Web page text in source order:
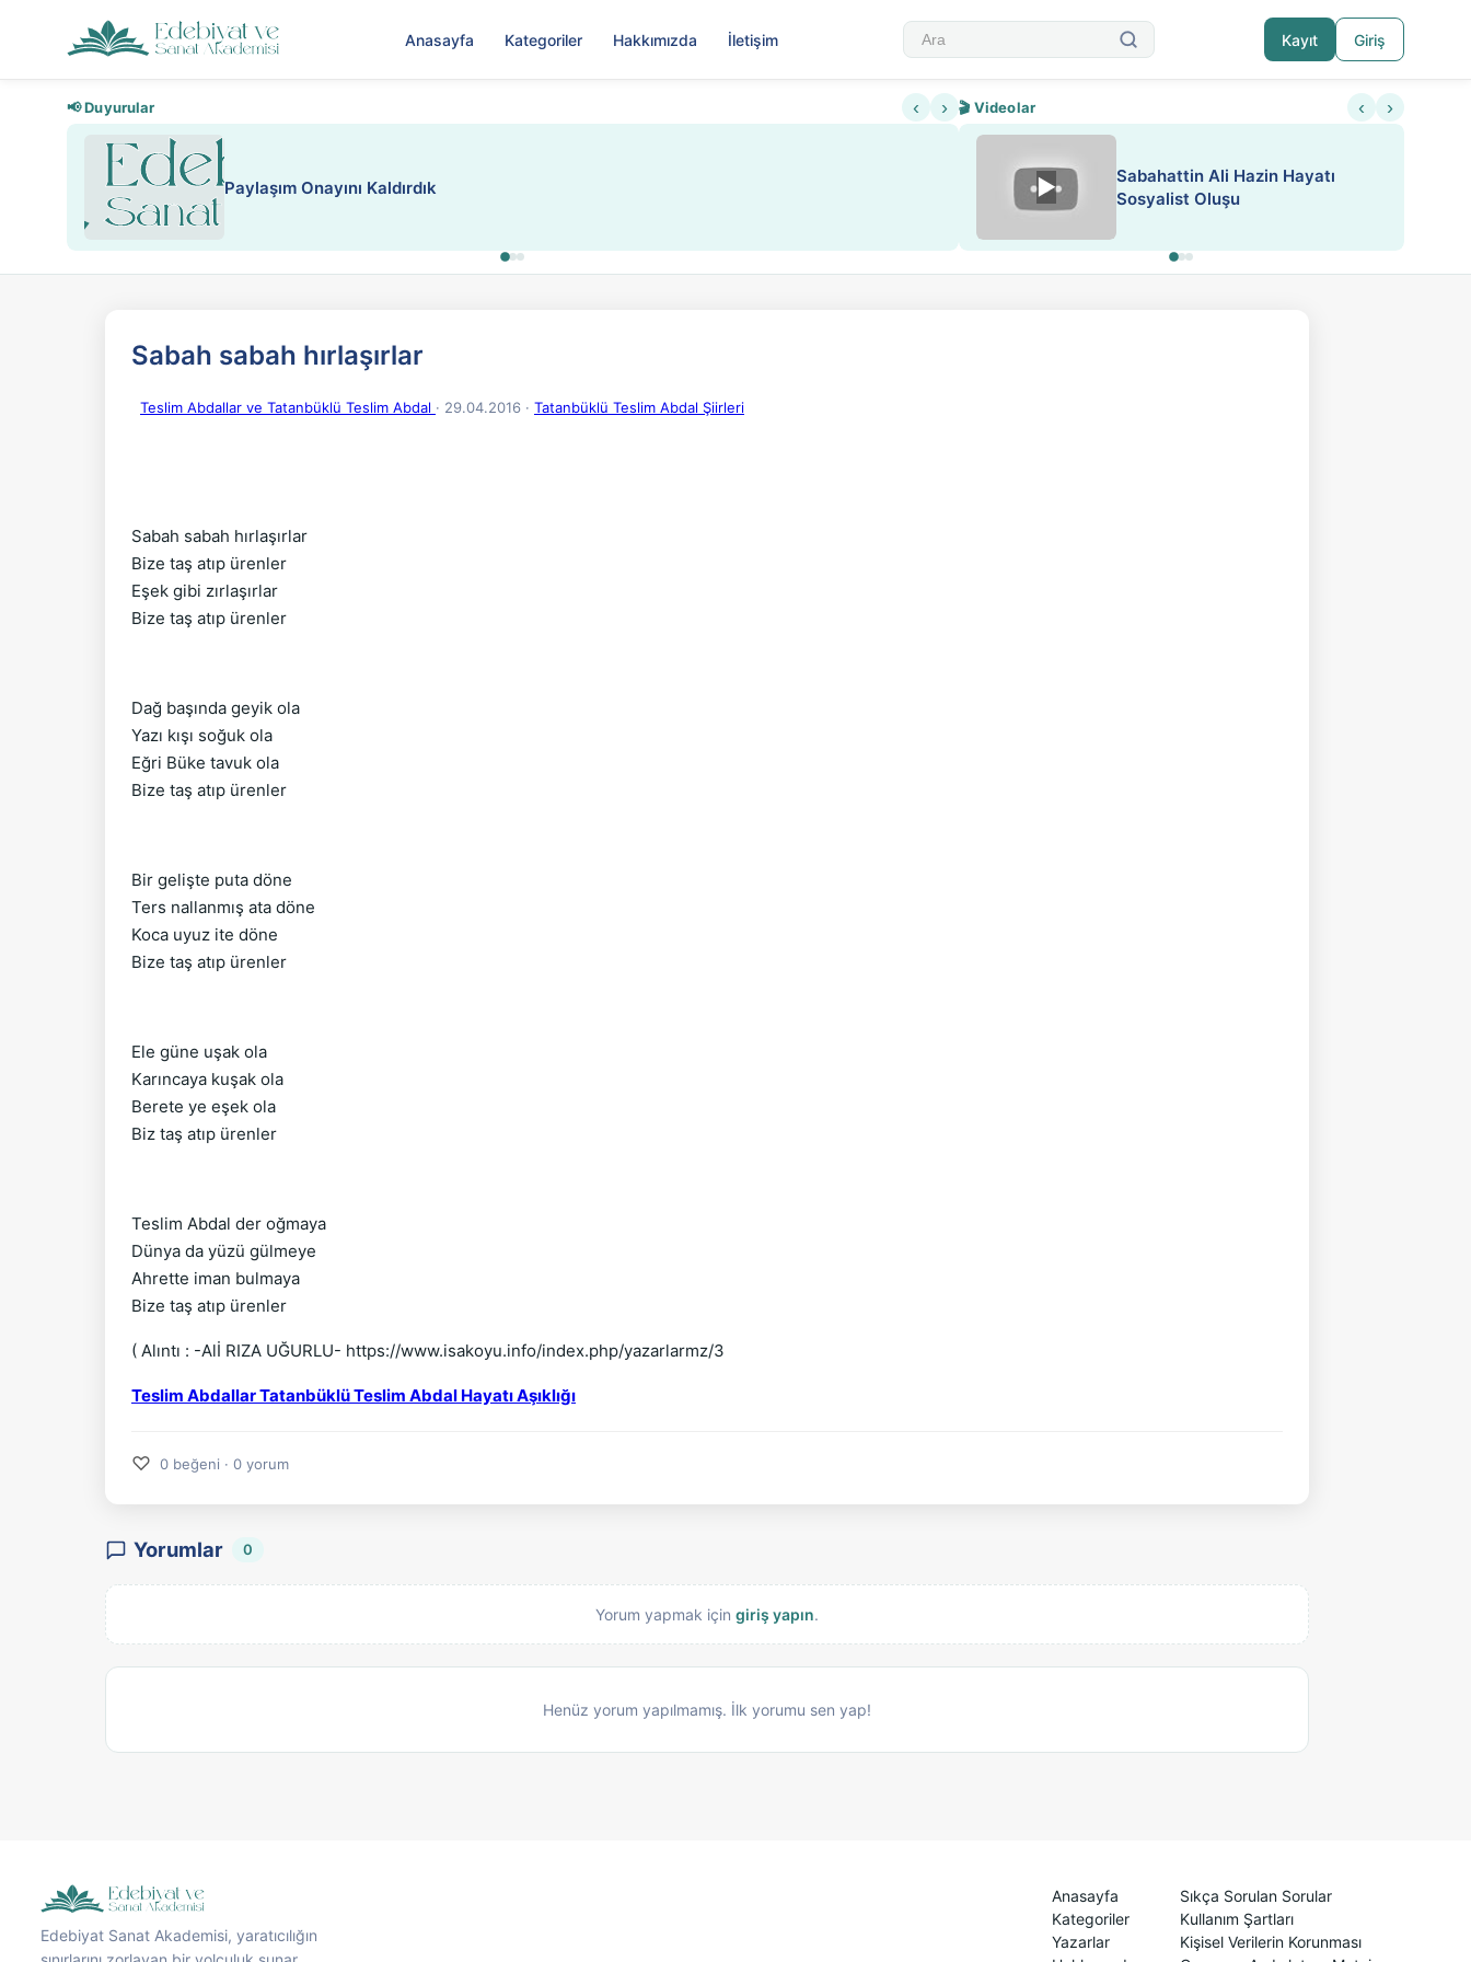
Anasayfa Kategoriler Hakkımızda İletişim Kayıt Giriş
📢 Duyurular ‹ ›
Paylaşım Onayını Kaldırdık Nadir içeriklere kısıtlama ve kredi sistemi
🎬 Videolar ‹ ›
▶
Sabahattin Ali Hazin Hayatı
Sosyalist Oluşu
Sabah sabah hırlaşırlar
Teslim Abdallar ve Tatanbüklü Teslim Abdal · 29.04.2016 · Tatanbüklü Teslim Abdal Şiirleri
Sabah sabah hırlaşırlar
Bize taş atıp ürenler
Eşek gibi zırlaşırlar
Bize taş atıp ürenler
Dağ başında geyik ola
Yazı kışı soğuk ola
Eğri Büke tavuk ola
Bize taş atıp ürenler
Bir gelişte puta döne
Ters nallanmış ata döne
Koca uyuz ite döne
Bize taş atıp ürenler
Ele güne uşak ola
Karıncaya kuşak ola
Berete ye eşek ola
Biz taş atıp ürenler
Teslim Abdal der oğmaya
Dünya da yüzü gülmeye
Ahrette iman bulmaya
Bize taş atıp ürenler
( Alıntı : -Alİ RIZA UĞURLU- https://www.isakoyu.info/index.php/yazarlarmz/3
Teslim Abdallar Tatanbüklü Teslim Abdal Hayatı Aşıklığı
♡ 0 beğeni · 0 yorum
Yorumlar 0
Yorum yapmak için giriş yapın.
Henüz yorum yapılmamış. İlk yorumu sen yap!
Edebiyat Sanat Akademisi, yaratıcılığın
Anasayfa
Kategoriler
Yazarlar
Sıkça Sorulan Sorular
Kullanım Şartları
Kişisel Verilerin Korunması